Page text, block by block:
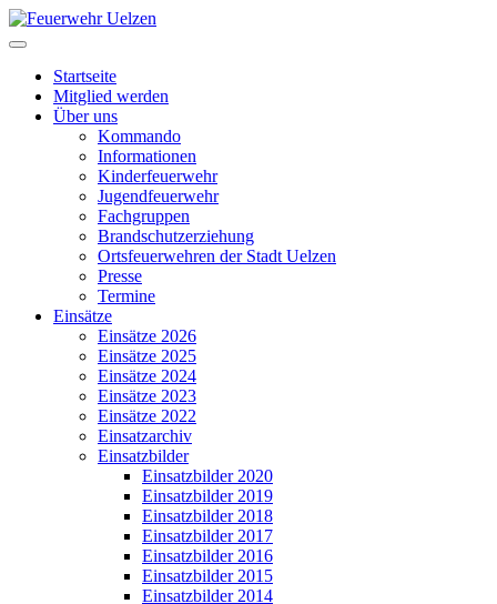
Startseite
Mitglied werden
Über uns
Kommando
Informationen
Kinderfeuerwehr
Jugendfeuerwehr
Fachgruppen
Brandschutzerziehung
Ortsfeuerwehren der Stadt Uelzen
Presse
Termine
Einsätze
Einsätze 2026
Einsätze 2025
Einsätze 2024
Einsätze 2023
Einsätze 2022
Einsatzarchiv
Einsatzbilder
Einsatzbilder 2020
Einsatzbilder 2019
Einsatzbilder 2018
Einsatzbilder 2017
Einsatzbilder 2016
Einsatzbilder 2015
Einsatzbilder 2014